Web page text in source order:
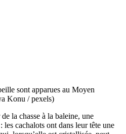
sont apparues au Moyen
Konu / pexels)
la chasse à la baleine, une
les cachalots ont dans leur tête une